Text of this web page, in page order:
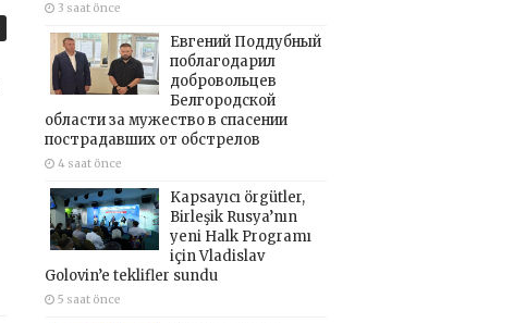
3 saat önce
Евгений Поддубный
поблагодарил
добровольцев
Белгородской
области за мужество в спасении
пострадавших от обстрелов
4 saat önce
Kapsayıcı örgütler,
Birleşik Rusya’nın
yeni Halk Programı
için Vladislav
Golovin’e teklifler sundu
5 saat önce